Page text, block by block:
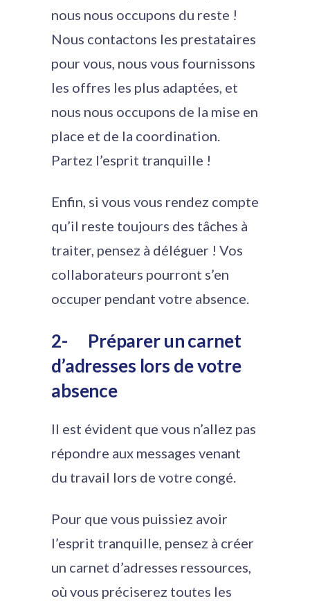
nous nous occupons du reste !
Nous contactons les prestataires
pour vous, nous vous fournissons
les offres les plus adaptées, et
nous nous occupons de la mise en
place et de la coordination.
Partez l’esprit tranquille !
Enfin, si vous vous rendez compte
qu’il reste toujours des tâches à
traiter, pensez à déléguer ! Vos
collaborateurs pourront s’en
occuper pendant votre absence.
2- Préparer un carnet
d’adresses lors de votre
absence
Il est évident que vous n’allez pas
répondre aux messages venant
du travail lors de votre congé.
Pour que vous puissiez avoir
l’esprit tranquille, pensez à créer
un carnet d’adresses ressources,
où vous préciserez toutes les